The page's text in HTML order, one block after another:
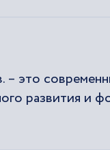
это
развития и